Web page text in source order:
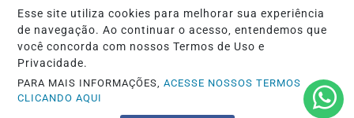
Esse site utiliza cookies para melhorar sua experiência
de navegação. Ao continuar o acesso, entendemos que
você concorda com nossos Termos de Uso e
Privacidade.
PARA MAIS INFORMAÇÕES,ACESSE NOSSOS TERMOS
CLICANDO AQUI